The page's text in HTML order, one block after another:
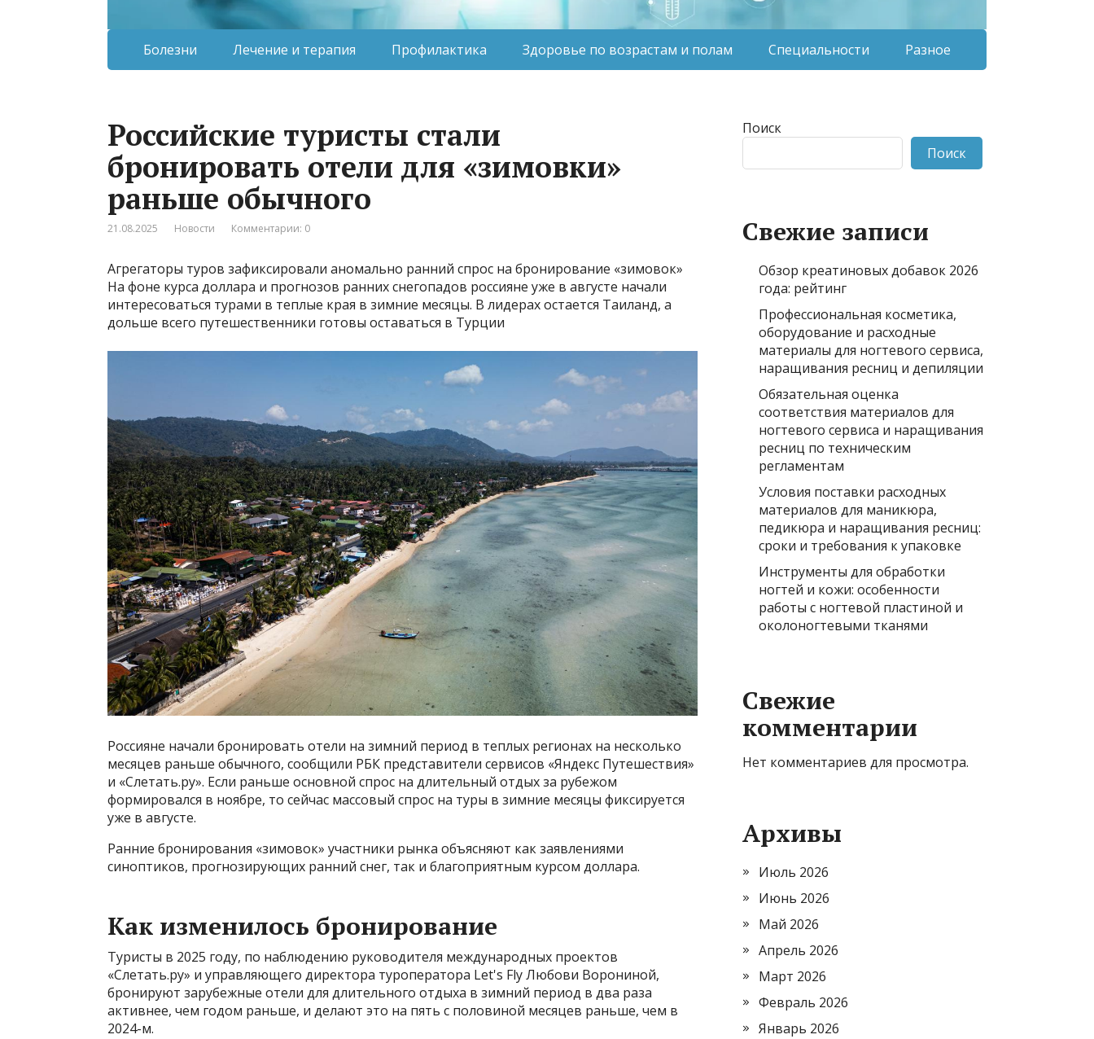
Болезни Лечение и терапия Профилактика Здоровье по возрастам и полам Специальности Разное
Российские туристы стали
бронировать отели для «зимовки»
раньше обычного
21.08.2025 Новости Комментарии: 0
Агрегаторы туров зафиксировали аномально ранний спрос на бронирование «зимовок»
На фоне курса доллара и прогнозов ранних снегопадов россияне уже в августе начали
интересоваться турами в теплые края в зимние месяцы. В лидерах остается Таиланд, а
дольше всего путешественники готовы оставаться в Турции
Россияне начали бронировать отели на зимний период в теплых регионах на несколько
месяцев раньше обычного, сообщили РБК представители сервисов «Яндекс Путешествия»
и «Слетать.ру». Если раньше основной спрос на длительный отдых за рубежом
формировался в ноябре, то сейчас массовый спрос на туры в зимние месяцы фиксируется
уже в августе.
Ранние бронирования «зимовок» участники рынка объясняют как заявлениями
синоптиков, прогнозирующих ранний снег, так и благоприятным курсом доллара.
Как изменилось бронирование
Туристы в 2025 году, по наблюдению руководителя международных проектов
«Слетать.ру» и управляющего директора туроператора Let's Fly Любови Ворониной,
бронируют зарубежные отели для длительного отдыха в зимний период в два раза
активнее, чем годом раньше, и делают это на пять с половиной месяцев раньше, чем в
2024-м.
Поиск
Поиск
Свежие записи
Обзор креатиновых добавок 2026
года: рейтинг
Профессиональная косметика,
оборудование и расходные
материалы для ногтевого сервиса,
наращивания ресниц и депиляции
Обязательная оценка
соответствия материалов для
ногтевого сервиса и наращивания
ресниц по техническим
регламентам
Условия поставки расходных
материалов для маникюра,
педикюра и наращивания ресниц:
сроки и требования к упаковке
Инструменты для обработки
ногтей и кожи: особенности
работы с ногтевой пластиной и
околоногтевыми тканями
Свежие
комментарии
Нет комментариев для просмотра.
Архивы
Июль 2026
Июнь 2026
Май 2026
Апрель 2026
Март 2026
Февраль 2026
Январь 2026